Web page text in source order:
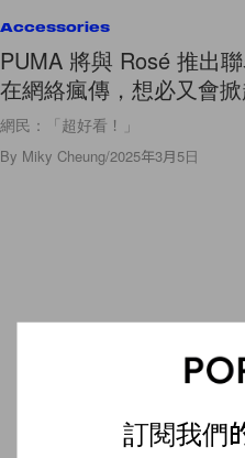
Accessories
PUMA 將與 Rosé 推出
在網絡瘋傳，想必又會
網民：「超好看！」
By Miky Cheung/2025年3月5日
訂閱我們